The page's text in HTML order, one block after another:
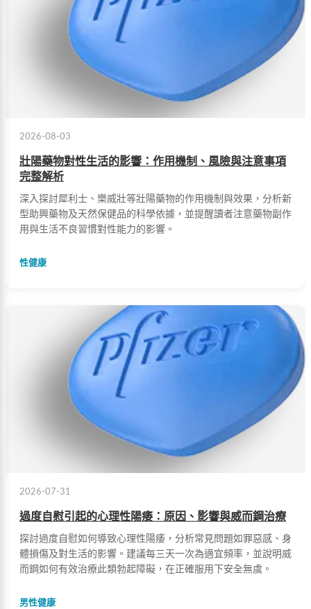
2026-08-03
壯陽藥物對性生活的影響：作用機制、風險與注意事項
完整解析
深入探討犀利士、樂威壯等壯陽藥物的作用機制與效果，分析新
型助興藥物及天然保健品的科學依據，並提醒讀者注意藥物副作
用與生活不良習慣對性能力的影響。
性健康
2026-07-31
過度自慰引起的心理性陽痿：原因、影響與威而鋼治療
探討過度自慰如何導致心理性陽痿，分析常見問題如罪惡感、身
體損傷及對生活的影響。建議每三天一次為適宜頻率，並說明威
而鋼如何有效治療此類勃起障礙，在正確服用下安全無虞。
男性健康